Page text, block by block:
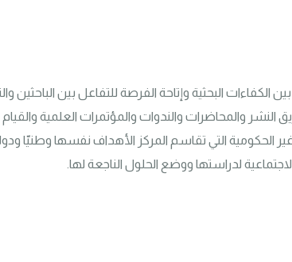
لدراستها ووضع الحلول الناجعة لها.